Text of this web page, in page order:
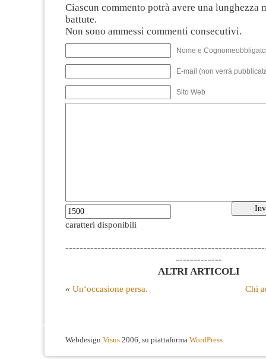
Ciascun commento potrà avere una lunghezza
battute.
Non sono ammessi commenti consecutivi.
Nome e
E-mail (non verrà
Sito Web
caratteri disponibili
-------------
ALTRI ARTICOLI
« Un‘occasione persa. Chi
Webdesign Visus 2006, su piattaforma WordPress